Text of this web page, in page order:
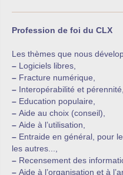
Profession de foi du CLX
Les thèmes que nous
– Logiciels libres,
– Fracture numérique,
– Interopérabilité et pérennité,
– Education populaire,
– Aide au choix (conseil),
– Aide à l’utilisation,
– Entraide en général, pour
les autres...,
– Recensement des
– Aide à l’organisation et à